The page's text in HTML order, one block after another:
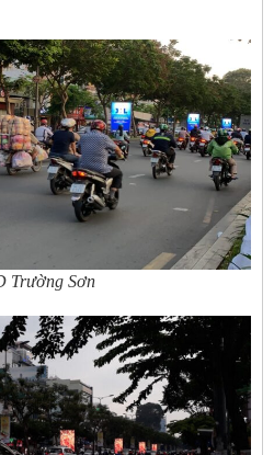
Trường Sơn